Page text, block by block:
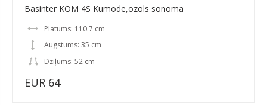
Basinter KOM 4S Kumode,ozols sonoma
Platums: 110.7 cm
Augstums: 35 cm
Dziļums: 52 cm
EUR 64